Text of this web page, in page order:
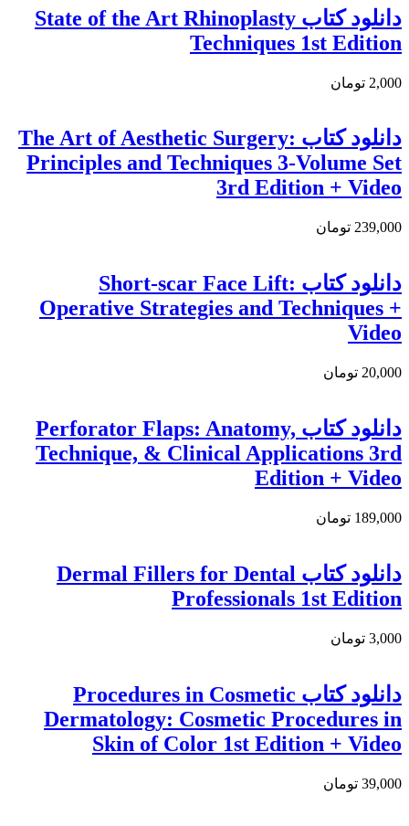
دانلود کتاب State of the Art Rhinoplasty
Techniques 1st Edition
2,000 تومان
دانلود کتاب The Art of Aesthetic Surgery:
Principles and Techniques 3-Volume Set
3rd Edition + Video
239,000 تومان
دانلود کتاب Short-scar Face Lift:
Operative Strategies and Techniques +
Video
20,000 تومان
دانلود کتاب Perforator Flaps: Anatomy,
Technique, & Clinical Applications 3rd
Edition + Video
189,000 تومان
دانلود كتاب Dermal Fillers for Dental
Professionals 1st Edition
3,000 تومان
دانلود كتاب Procedures in Cosmetic
Dermatology: Cosmetic Procedures in
Skin of Color 1st Edition + Video
39,000 تومان